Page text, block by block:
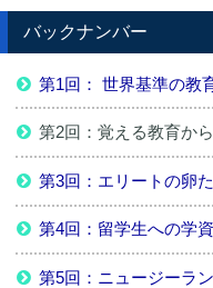
バックナンバー
第1回： 世界基準の教
第2回：覚える教育か
第3回：エリートの卵
第4回：留学生への学
第5回：ニュージーラ